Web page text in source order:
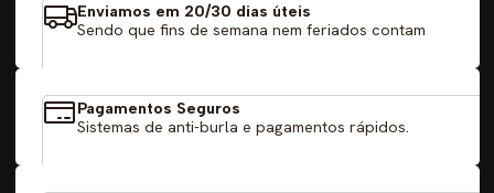
Enviamos em 20/30 dias úteis
Sendo que fins de semana nem feriados contam
Pagamentos Seguros
Sistemas de anti-burla e pagamentos rápidos.